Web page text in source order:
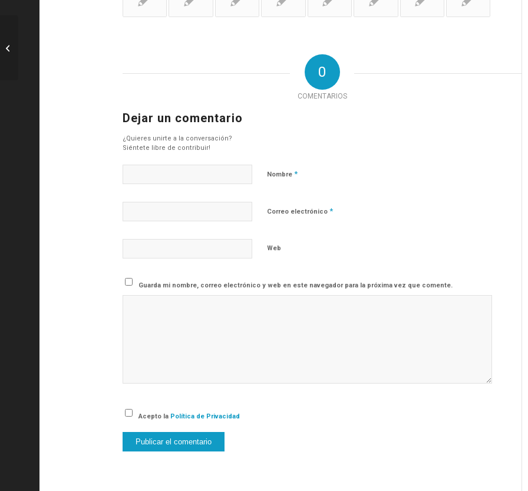
0
COMENTARIOS
Dejar un comentario
¿Quieres unirte a la conversación?
Siéntete libre de contribuir!
Nombre *
Correo electrónico *
Web
Guarda mi nombre, correo electrónico y web en este navegador para la próxima vez que comente.
Acepto la Política de Privacidad